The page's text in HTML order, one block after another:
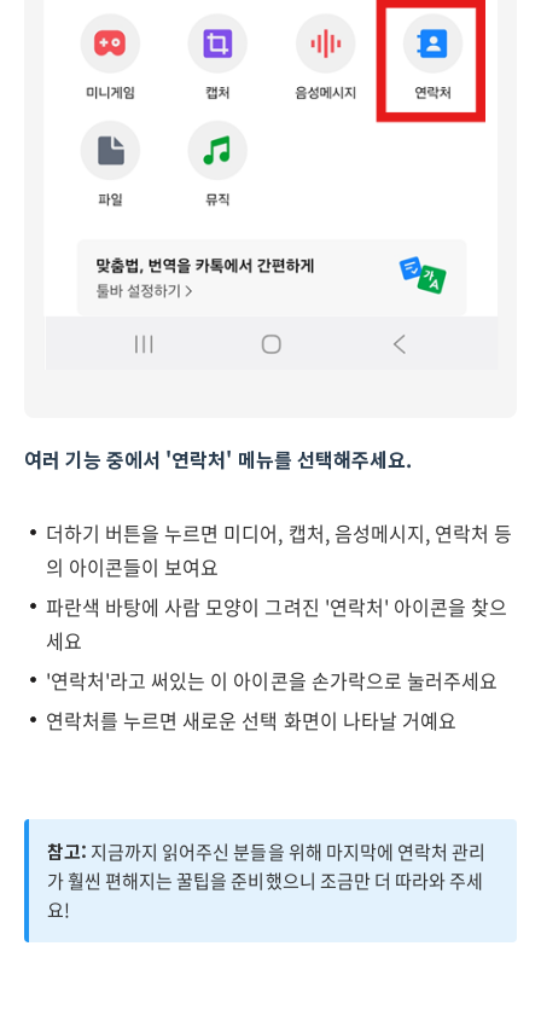
여러 기능 중에서 '연락처' 메뉴를 선택해주세요.
더하기 버튼을 누르면 미디어, 캡처, 음성메시지, 연락처 등
의 아이콘들이 보여요
파란색 바탕에 사람 모양이 그려진 '연락처' 아이콘을 찾으
세요
'연락처'라고 써있는 이 아이콘을 손가락으로 눌러주세요
연락처를 누르면 새로운 선택 화면이 나타날 거예요
참고: 지금까지 읽어주신 분들을 위해 마지막에 연락처 관리
가 훨씬 편해지는 꿀팁을 준비했으니 조금만 더 따라와 주세
요!